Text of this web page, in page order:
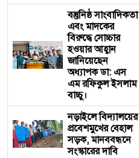
বস্তুনিষ্ঠ সাংবাদিকতা
এবং মাদকের
বিরুদ্ধে সোচ্চার
হওয়ার আহ্বান
জানিয়েছেন
অধ্যাপক ডা: এস
এম রফিকুল ইসলাম
বাচ্চু।
নড়াইলে বিদ্যালয়ের
প্রবেশমুখের বেহাল
সড়ক, মানববন্ধনে
সংস্কারের দাবি